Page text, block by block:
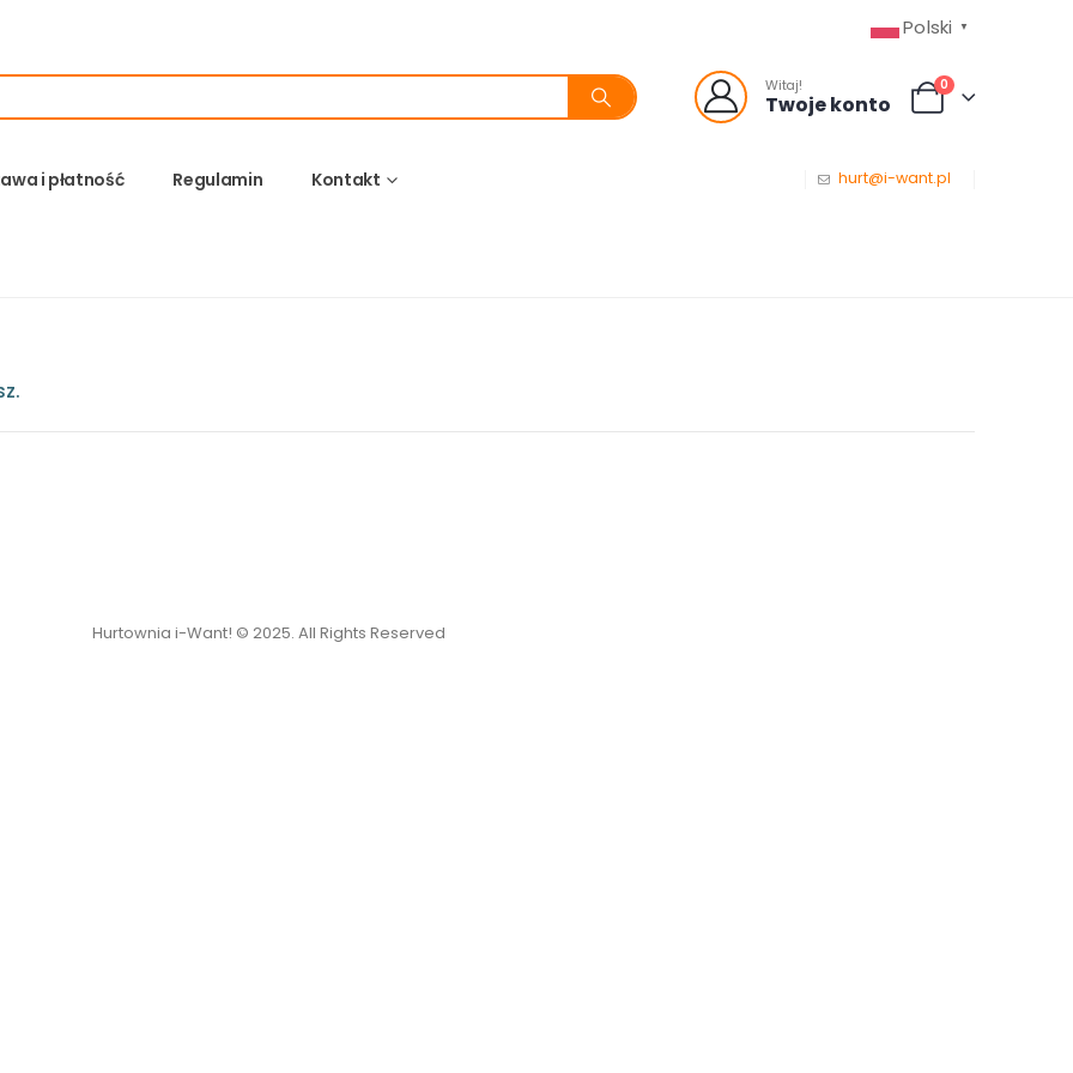
Polski ▼
Witaj!
Twoje konto
0
i płatność Regulamin Kontakt hurt@i-want.pl
Hurtownia i-Want! © 2025. All Rights Reserved